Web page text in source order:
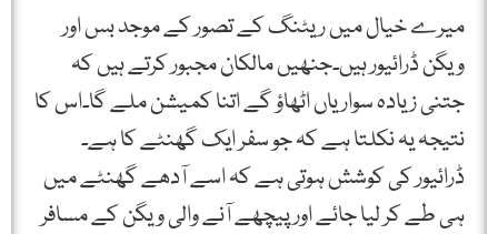
میرے خیال میں ریٹنگ کے تصور کے موجد بس اور
ویگن ڈرائیور ہیں۔جنھیں مالکان مجبور کرتے ہیں کہ
جتنی زیادہ سواریاں اٹھاؤ گے اتنا کمیشن ملے گا۔اس کا
نتیجہ یہ نکلتا ہے کہ جو سفر ایک گھنٹے کا ہے۔
ڈرائیور کی کوشش ہوتی ہے کہ اسے آدھے گھنٹے میں
ہی طے کر لیا جائے اور پیچھے آنے والی ویگن کے مسافر